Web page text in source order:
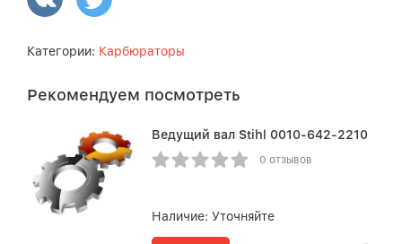
Категории: Карбюраторы
Рекомендуем посмотреть
Ведущий вал Stihl 0010-642-2210
0 отзывов
Наличие:Уточняйте